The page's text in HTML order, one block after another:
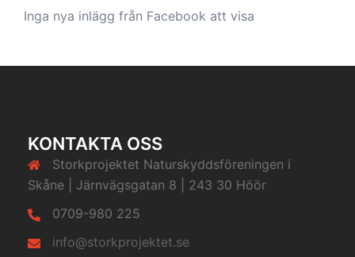
Inga nya inlägg från Facebook att visa
KONTAKTA OSS
Storkprojektet Naturskyddsföreningen i
Skåne | Järnvägsgatan 8 | 243 30 Höör
0709-980 225
info@storkprojektet.se